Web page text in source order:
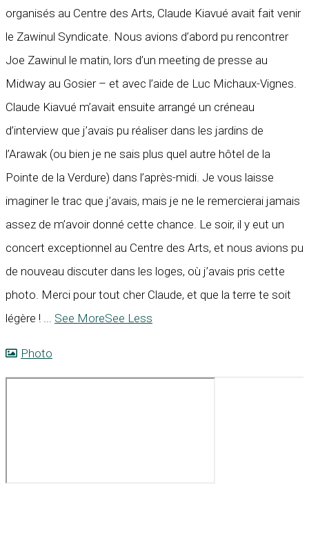
organisés au Centre des Arts, Claude Kiavué avait fait venir
le Zawinul Syndicate. Nous avions d’abord pu rencontrer
Joe Zawinul le matin, lors d’un meeting de presse au
Midway au Gosier – et avec l’aide de Luc Michaux-Vignes.
Claude Kiavué m’avait ensuite arrangé un créneau
d’interview que j’avais pu réaliser dans les jardins de
l’Arawak (ou bien je ne sais plus quel autre hôtel de la
Pointe de la Verdure) dans l’après-midi. Je vous laisse
imaginer le trac que j’avais, mais je ne le remercierai jamais
assez de m’avoir donné cette chance. Le soir, il y eut un
concert exceptionnel au Centre des Arts, et nous avions pu
de nouveau discuter dans les loges, où j’avais pris cette
photo. Merci pour tout cher Claude, et que la terre te soit
légère !
See MoreSee Less
Photo